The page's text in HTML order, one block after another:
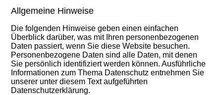
Allgemeine Hinweise
Die folgenden Hinweise geben einen einfachen
Überblick darüber, was mit Ihren personenbezogenen
Daten passiert, wenn Sie diese Website besuchen.
Personenbezogene Daten sind alle Daten, mit denen
Sie persönlich identifiziert werden können. Ausführliche
Informationen zum Thema Datenschutz entnehmen Sie
unserer unter diesem Text aufgeführten
Datenschutzerklärung.